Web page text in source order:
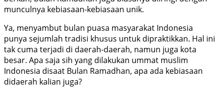
munculnya kebiasaan-kebiasaan unik.
Ya, menyambut bulan puasa masyarakat Indonesia
punya sejumlah tradisi khusus untuk dipraktikkan. Hal ini
tak cuma terjadi di daerah-daerah, namun juga kota
besar. Apa saja sih yang dilakukan ummat muslim
Indonesia disaat Bulan Ramadhan, apa ada kebiasaan
didaerah kalian juga?